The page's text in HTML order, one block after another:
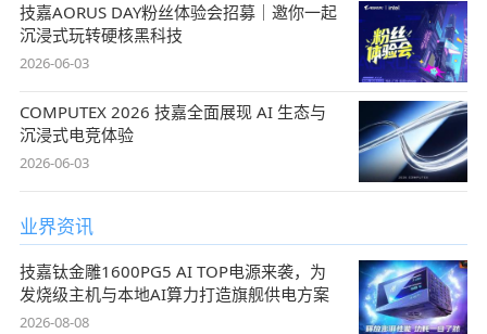
技嘉AORUS DAY粉丝体验会招募｜邀你一起
沉浸式玩转硬核黑科技
2026-06-03
COMPUTEX 2026 技嘉全面展现 AI 生态与
沉浸式电竞体验
2026-06-03
业界资讯
技嘉钛金雕1600PG5 AI TOP电源来袭，为
发烧级主机与本地AI算力打造旗舰供电方案
2026-08-08